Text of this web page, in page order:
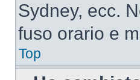
Sydney, ecc.
fuso orario e
Top